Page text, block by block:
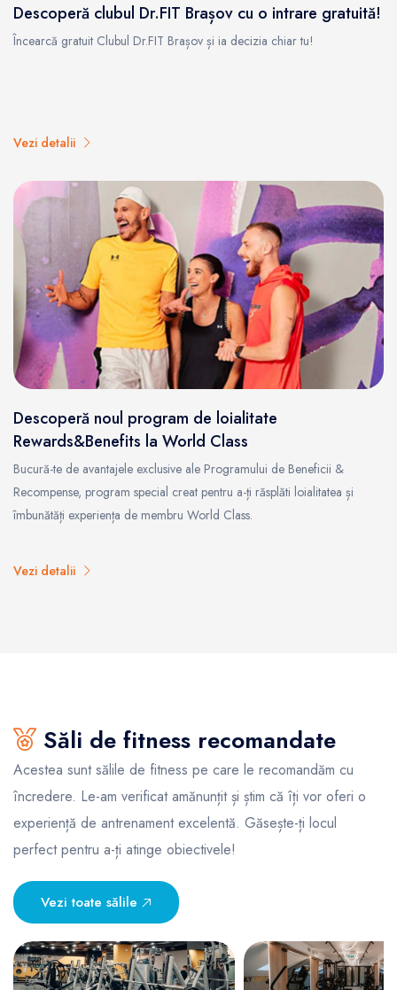
Descoperă clubul Dr.FIT Brașov cu o intrare gratuită!
Încearcă gratuit Clubul Dr.FIT Brașov și ia decizia chiar tu!
Vezi detalii
Descoperă noul program de loialitate
Rewards&Benefits la World Class
Bucură-te de avantajele exclusive ale Programului de Beneficii &
Recompense, program special creat pentru a-ți răsplăti loialitatea și
îmbunătăți experiența de membru World Class.
Vezi detalii
Săli de fitness recomandate
Acestea sunt sălile de fitness pe care le recomandăm cu
încredere. Le-am verificat amănunțit și știm că îți vor oferi o
experiență de antrenament excelentă. Găsește-ți locul
perfect pentru a-ți atinge obiectivele!
Vezi toate sălile